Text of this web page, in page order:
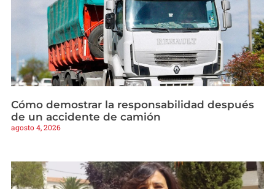
Cómo demostrar la responsabilidad después
de un accidente de camión
agosto 4, 2026